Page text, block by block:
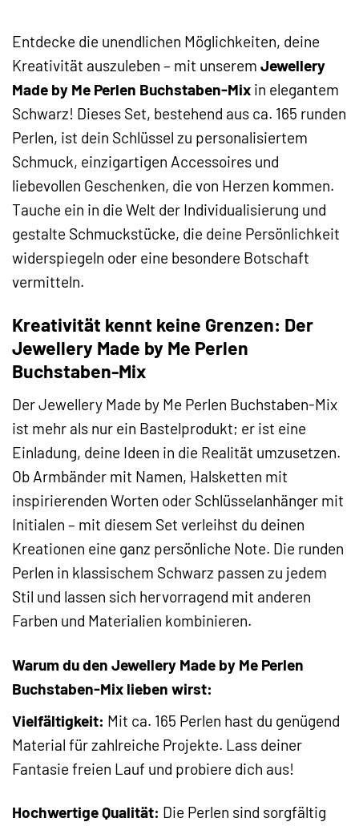
Entdecke die unendlichen Möglichkeiten, deine
Kreativität auszuleben – mit unserem Jewellery
Made by Me Perlen Buchstaben-Mix in elegantem
Schwarz! Dieses Set, bestehend aus ca. 165 runden
Perlen, ist dein Schlüssel zu personalisiertem
Schmuck, einzigartigen Accessoires und
liebevollen Geschenken, die von Herzen kommen.
Tauche ein in die Welt der Individualisierung und
gestalte Schmuckstücke, die deine Persönlichkeit
widerspiegeln oder eine besondere Botschaft
vermitteln.
Kreativität kennt keine Grenzen: Der
Jewellery Made by Me Perlen
Buchstaben-Mix
Der Jewellery Made by Me Perlen Buchstaben-Mix
ist mehr als nur ein Bastelprodukt; er ist eine
Einladung, deine Ideen in die Realität umzusetzen.
Ob Armbänder mit Namen, Halsketten mit
inspirierenden Worten oder Schlüsselanhänger mit
Initialen – mit diesem Set verleihst du deinen
Kreationen eine ganz persönliche Note. Die runden
Perlen in klassischem Schwarz passen zu jedem
Stil und lassen sich hervorragend mit anderen
Farben und Materialien kombinieren.
Warum du den Jewellery Made by Me Perlen
Buchstaben-Mix lieben wirst:
Vielfältigkeit: Mit ca. 165 Perlen hast du genügend
Material für zahlreiche Projekte. Lass deiner
Fantasie freien Lauf und probiere dich aus!
Hochwertige Qualität: Die Perlen sind sorgfältig